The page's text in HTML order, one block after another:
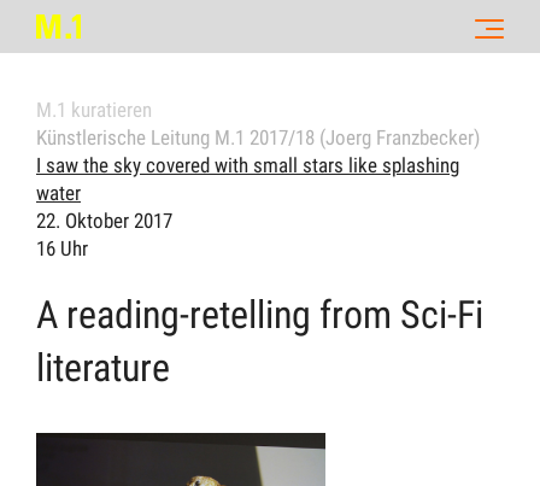
M.1 kuratieren
Künstlerische Leitung M.1 2017/18 (Joerg Franzbecker)
I saw the sky covered with small stars like splashing
water
22. Oktober 2017
16 Uhr
A reading-retelling from Sci-Fi
literature